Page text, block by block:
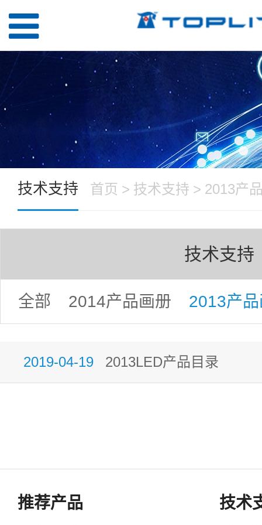
技术支持 首页 > 技术支持 > 2013产
技术支持
全部 2014产品画册 2013产
2019-04-19 2013LED产品目录
推荐产品 技术